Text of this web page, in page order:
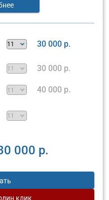
30 000 р.
30 000 р.
40 000 р.
000 р.
клик